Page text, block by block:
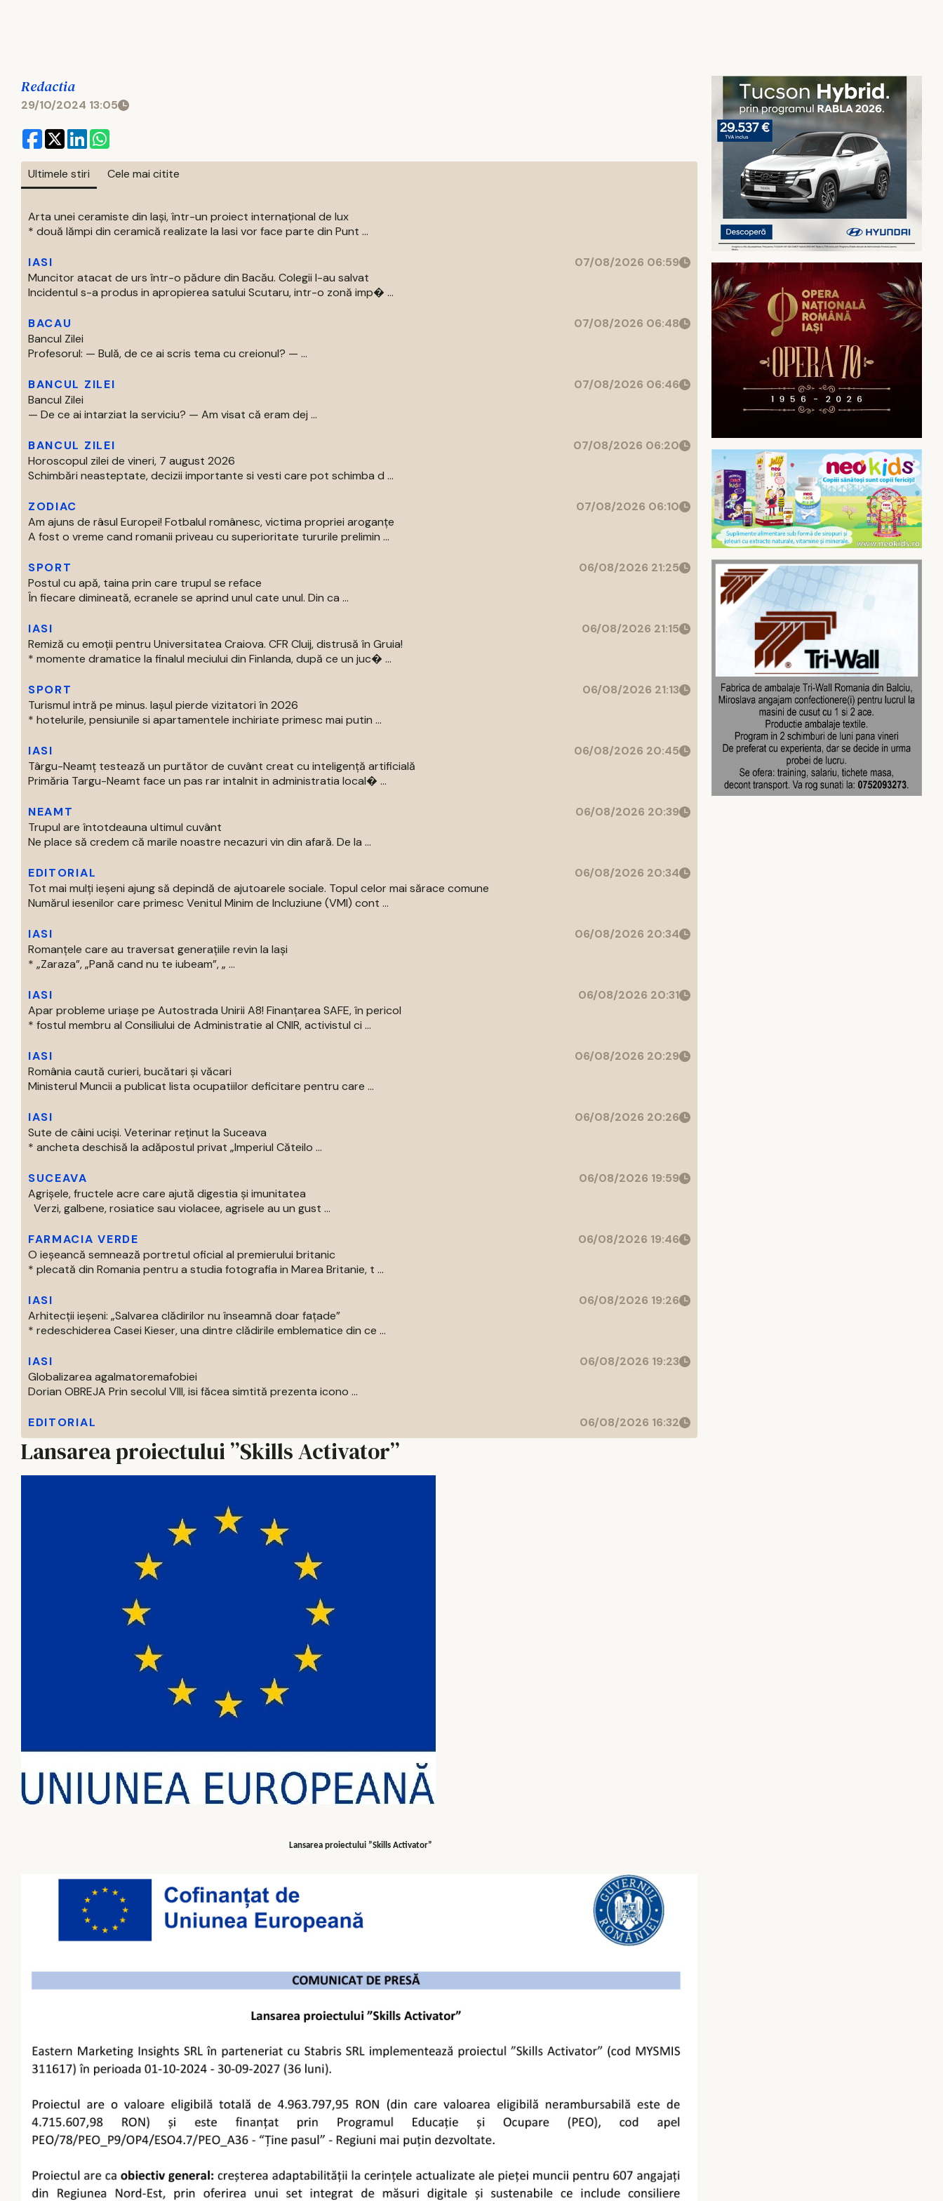
Redactia
29/10/2024 13:05
Ultimele stiri Cele mai citite
Arta unei ceramiste din Iași, într-un proiect internațional de lux
* două lămpi din ceramică realizate la Iasi vor face parte din Punt ...
IASI
07/08/2026 06:59
Muncitor atacat de urs într-o pădure din Bacău. Colegii l-au salvat
Incidentul s-a produs in apropierea satului Scutaru, intr-o zonă imp� ...
BACAU
07/08/2026 06:48
Bancul Zilei
Profesorul: — Bulă, de ce ai scris tema cu creionul? — ...
BANCUL ZILEI
07/08/2026 06:46
Bancul Zilei
— De ce ai intarziat la serviciu? — Am visat că eram dej ...
BANCUL ZILEI
07/08/2026 06:20
Horoscopul zilei de vineri, 7 august 2026
Schimbări neasteptate, decizii importante si vesti care pot schimba d ...
ZODIAC
07/08/2026 06:10
Am ajuns de râsul Europei! Fotbalul românesc, victima propriei aroganțe
A fost o vreme cand romanii priveau cu superioritate tururile prelimin ...
SPORT
06/08/2026 21:25
Postul cu apă, taina prin care trupul se reface
În fiecare dimineată, ecranele se aprind unul cate unul. Din ca ...
IASI
06/08/2026 21:15
Remiză cu emoții pentru Universitatea Craiova. CFR Cluij, distrusă în Gruia!
* momente dramatice la finalul meciului din Finlanda, după ce un juc� ...
SPORT
06/08/2026 21:13
Turismul intră pe minus. Iașul pierde vizitatori în 2026
* hotelurile, pensiunile si apartamentele inchiriate primesc mai putin ...
IASI
06/08/2026 20:45
Târgu-Neamț testează un purtător de cuvânt creat cu inteligență artificială
Primăria Targu-Neamt face un pas rar intalnit in administratia local� ...
NEAMT
06/08/2026 20:39
Trupul are întotdeauna ultimul cuvânt
Ne place să credem că marile noastre necazuri vin din afară. De la ...
EDITORIAL
06/08/2026 20:34
Tot mai mulți ieșeni ajung să depindă de ajutoarele sociale. Topul celor mai sărace comune
Numărul iesenilor care primesc Venitul Minim de Incluziune (VMI) cont ...
IASI
06/08/2026 20:34
Romanțele care au traversat generațiile revin la Iași
* „Zaraza”, „Pană cand nu te iubeam”, „ ...
IASI
06/08/2026 20:31
Apar probleme uriașe pe Autostrada Unirii A8! Finanțarea SAFE, în pericol
* fostul membru al Consiliului de Administratie al CNIR, activistul ci ...
IASI
06/08/2026 20:29
România caută curieri, bucătari și văcari
Ministerul Muncii a publicat lista ocupatiilor deficitare pentru care ...
IASI
06/08/2026 20:26
Sute de câini uciși. Veterinar reținut la Suceava
* ancheta deschisă la adăpostul privat „Imperiul Căteilo ...
SUCEAVA
06/08/2026 19:59
Agrișele, fructele acre care ajută digestia și imunitatea
Verzi, galbene, rosiatice sau violacee, agrisele au un gust ...
FARMACIA VERDE
06/08/2026 19:46
O ieșeancă semnează portretul oficial al premierului britanic
* plecată din Romania pentru a studia fotografia in Marea Britanie, t ...
IASI
06/08/2026 19:26
Arhitecții ieșeni: „Salvarea clădirilor nu înseamnă doar fațade”
* redeschiderea Casei Kieser, una dintre clădirile emblematice din ce ...
IASI
06/08/2026 19:23
Globalizarea agalmatoremafobiei
Dorian OBREJA Prin secolul VIII, isi făcea simtită prezenta icono ...
EDITORIAL 06/08/2026 16:32
Lansarea proiectului ”Skills Activator”
Lansarea proiectului ”Skills Activator”